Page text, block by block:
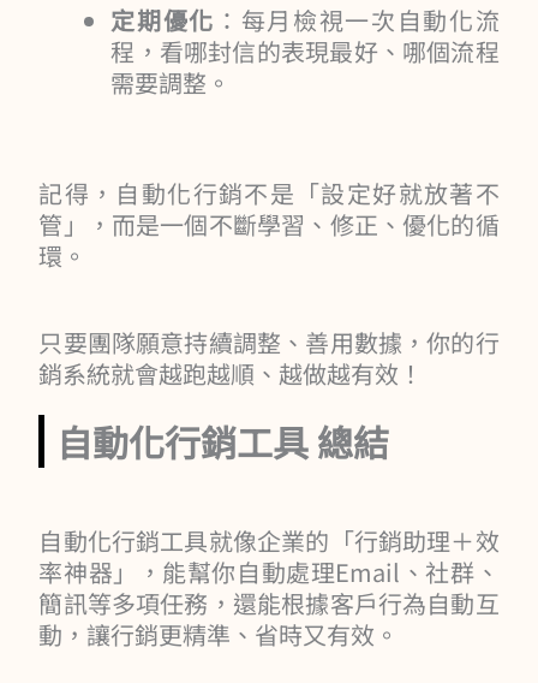
定期優化 ：每月檢視一次自動化流
程，看哪封信的表現最好、哪個流程
需要調整。
記得，自動化行銷不是「設定好就放著不
管」，而是一個不斷學習、修正、優化的循
環。
只要團隊願意持續調整、善用數據，你的行
銷系統就會越跑越順、越做越有效！
自動化行銷工具 總結
自動化行銷工具就像企業的「行銷助理＋效
率神器」，能幫你自動處理Email、社群、
簡訊等多項任務，還能根據客戶行為自動互
動，讓行銷更精準、省時又有效。